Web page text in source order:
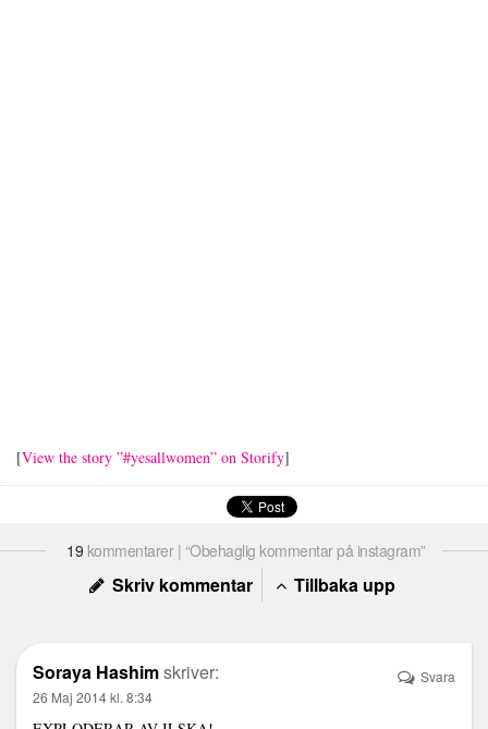
[View the story ”#yesallwomen” on Storify]
19 kommentarer | “Obehaglig kommentar på instagram”
Skriv kommentar Tillbaka upp
Soraya Hashimskriver:
26 Maj 2014 kl. 8:34
Svara